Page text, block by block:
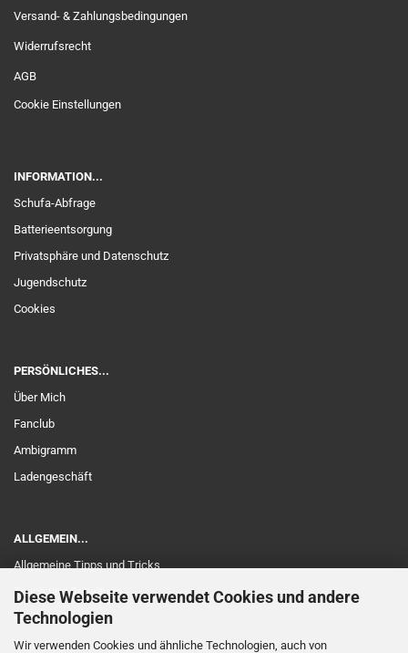
Diese Webseite verwendet Cookies und andere
Technologien
Wir verwenden Cookies und ähnliche Technologien, auch von
Versand- & Zahlungsbedingungen
Widerrufsrecht
AGB
Cookie Einstellungen
INFORMATION...
Schufa-Abfrage
Batterieentsorgung
Privatsphäre und Datenschutz
Jugendschutz
Cookies
PERSÖNLICHES...
Über Mich
Fanclub
Ambigramm
Ladengeschäft
ALLGEMEIN...
Allgemeine Tipps und Tricks
Touch und Schaltung
Edelholz
Garantie